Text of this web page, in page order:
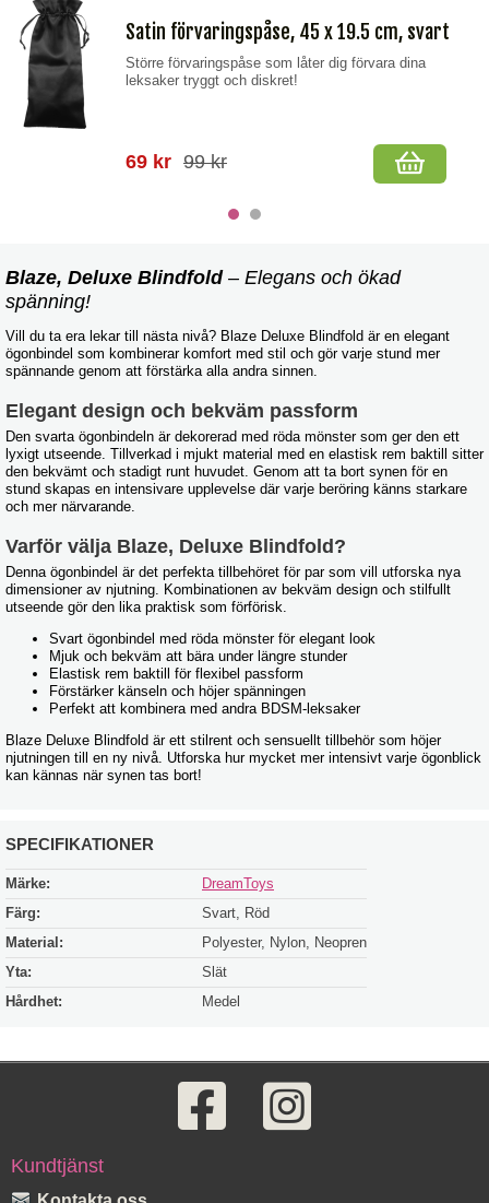
Satin förvaringspåse, 45 x 19.5 cm, svart
Större förvaringspåse som låter dig förvara dina
leksaker tryggt och diskret!
69 kr 99 kr
Blaze, Deluxe Blindfold– Elegans och ökad
spänning!
Vill du ta era lekar till nästa nivå? Blaze Deluxe Blindfold är en elegant
ögonbindel som kombinerar komfort med stil och gör varje stund mer
spännande genom att förstärka alla andra sinnen.
Elegant design och bekväm passform
Den svarta ögonbindeln är dekorerad med röda mönster som ger den ett
lyxigt utseende. Tillverkad i mjukt material med en elastisk rem baktill sitter
den bekvämt och stadigt runt huvudet. Genom att ta bort synen för en
stund skapas en intensivare upplevelse där varje beröring känns starkare
och mer närvarande.
Varför välja Blaze, Deluxe Blindfold?
Denna ögonbindel är det perfekta tillbehöret för par som vill utforska nya
dimensioner av njutning. Kombinationen av bekväm design och stilfullt
utseende gör den lika praktisk som förförisk.
Svart ögonbindel med röda mönster för elegant look
Mjuk och bekväm att bära under längre stunder
Elastisk rem baktill för flexibel passform
Förstärker känseln och höjer spänningen
Perfekt att kombinera med andra BDSM-leksaker
Blaze Deluxe Blindfold är ett stilrent och sensuellt tillbehör som höjer
njutningen till en ny nivå. Utforska hur mycket mer intensivt varje ögonblick
kan kännas när synen tas bort!
SPECIFIKATIONER
Märke:
DreamToys
Färg:
Svart, Röd
Material:
Polyester, Nylon, Neopren
Yta:
Slät
Hårdhet:
Medel
Kundtjänst